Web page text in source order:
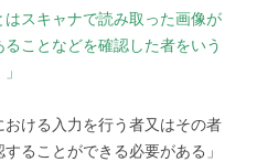
スキャナで読み取った画像が
ことなどを確認した者をいう
おける入力を行う者又はその者
ることができる必要がある」